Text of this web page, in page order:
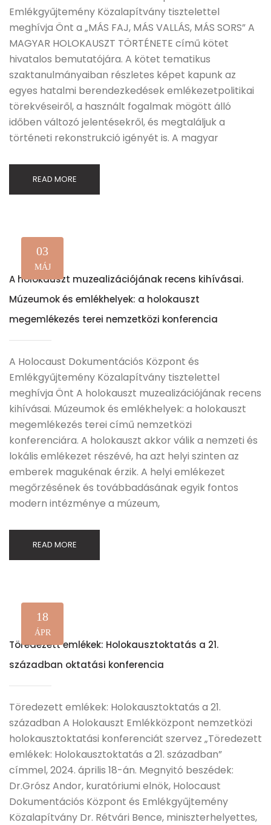
Emlékgyűjtemény Közalapítvány tisztelettel
meghívja Önt a „MÁS FAJ, MÁS VALLÁS, MÁS SORS” A
MAGYAR HOLOKAUSZT TÖRTÉNETE című kötet
hivatalos bemutatójára. A kötet tematikus
szaktanulmányaiban részletes képet kapunk az
egyes hatalmi berendezkedések emlékezetpolitikai
törekvéseiről, a használt fogalmak mögött álló
időben változó jelentésekről, és megtaláljuk a
történeti rekonstrukció igényét is. A magyar
READ MORE
03
MÁJ
A holokauszt muzealizációjának recens kihívásai.
Múzeumok és emlékhelyek: a holokauszt
megemlékezés terei nemzetközi konferencia
A Holocaust Dokumentációs Központ és
Emlékgyűjtemény Közalapítvány tisztelettel
meghívja Önt A holokauszt muzealizációjának recens
kihívásai. Múzeumok és emlékhelyek: a holokauszt
megemlékezés terei című nemzetközi
konferenciára. A holokauszt akkor válik a nemzeti és
lokális emlékezet részévé, ha azt helyi szinten az
emberek magukénak érzik. A helyi emlékezet
megőrzésének és továbbadásának egyik fontos
modern intézménye a múzeum,
READ MORE
18
ÁPR
Töredezett emlékek: Holokausztoktatás a 21.
században oktatási konferencia
Töredezett emlékek: Holokausztoktatás a 21.
században A Holokauszt Emlékközpont nemzetközi
holokausztoktatási konferenciát szervez „Töredezett
emlékek: Holokausztoktatás a 21. században”
címmel, 2024. április 18-án. Megnyitó beszédek:
Dr.Grósz Andor, kuratóriumi elnök, Holocaust
Dokumentációs Központ és Emlékgyűjtemény
Közalapítvány Dr. Rétvári Bence, miniszterhelyettes,